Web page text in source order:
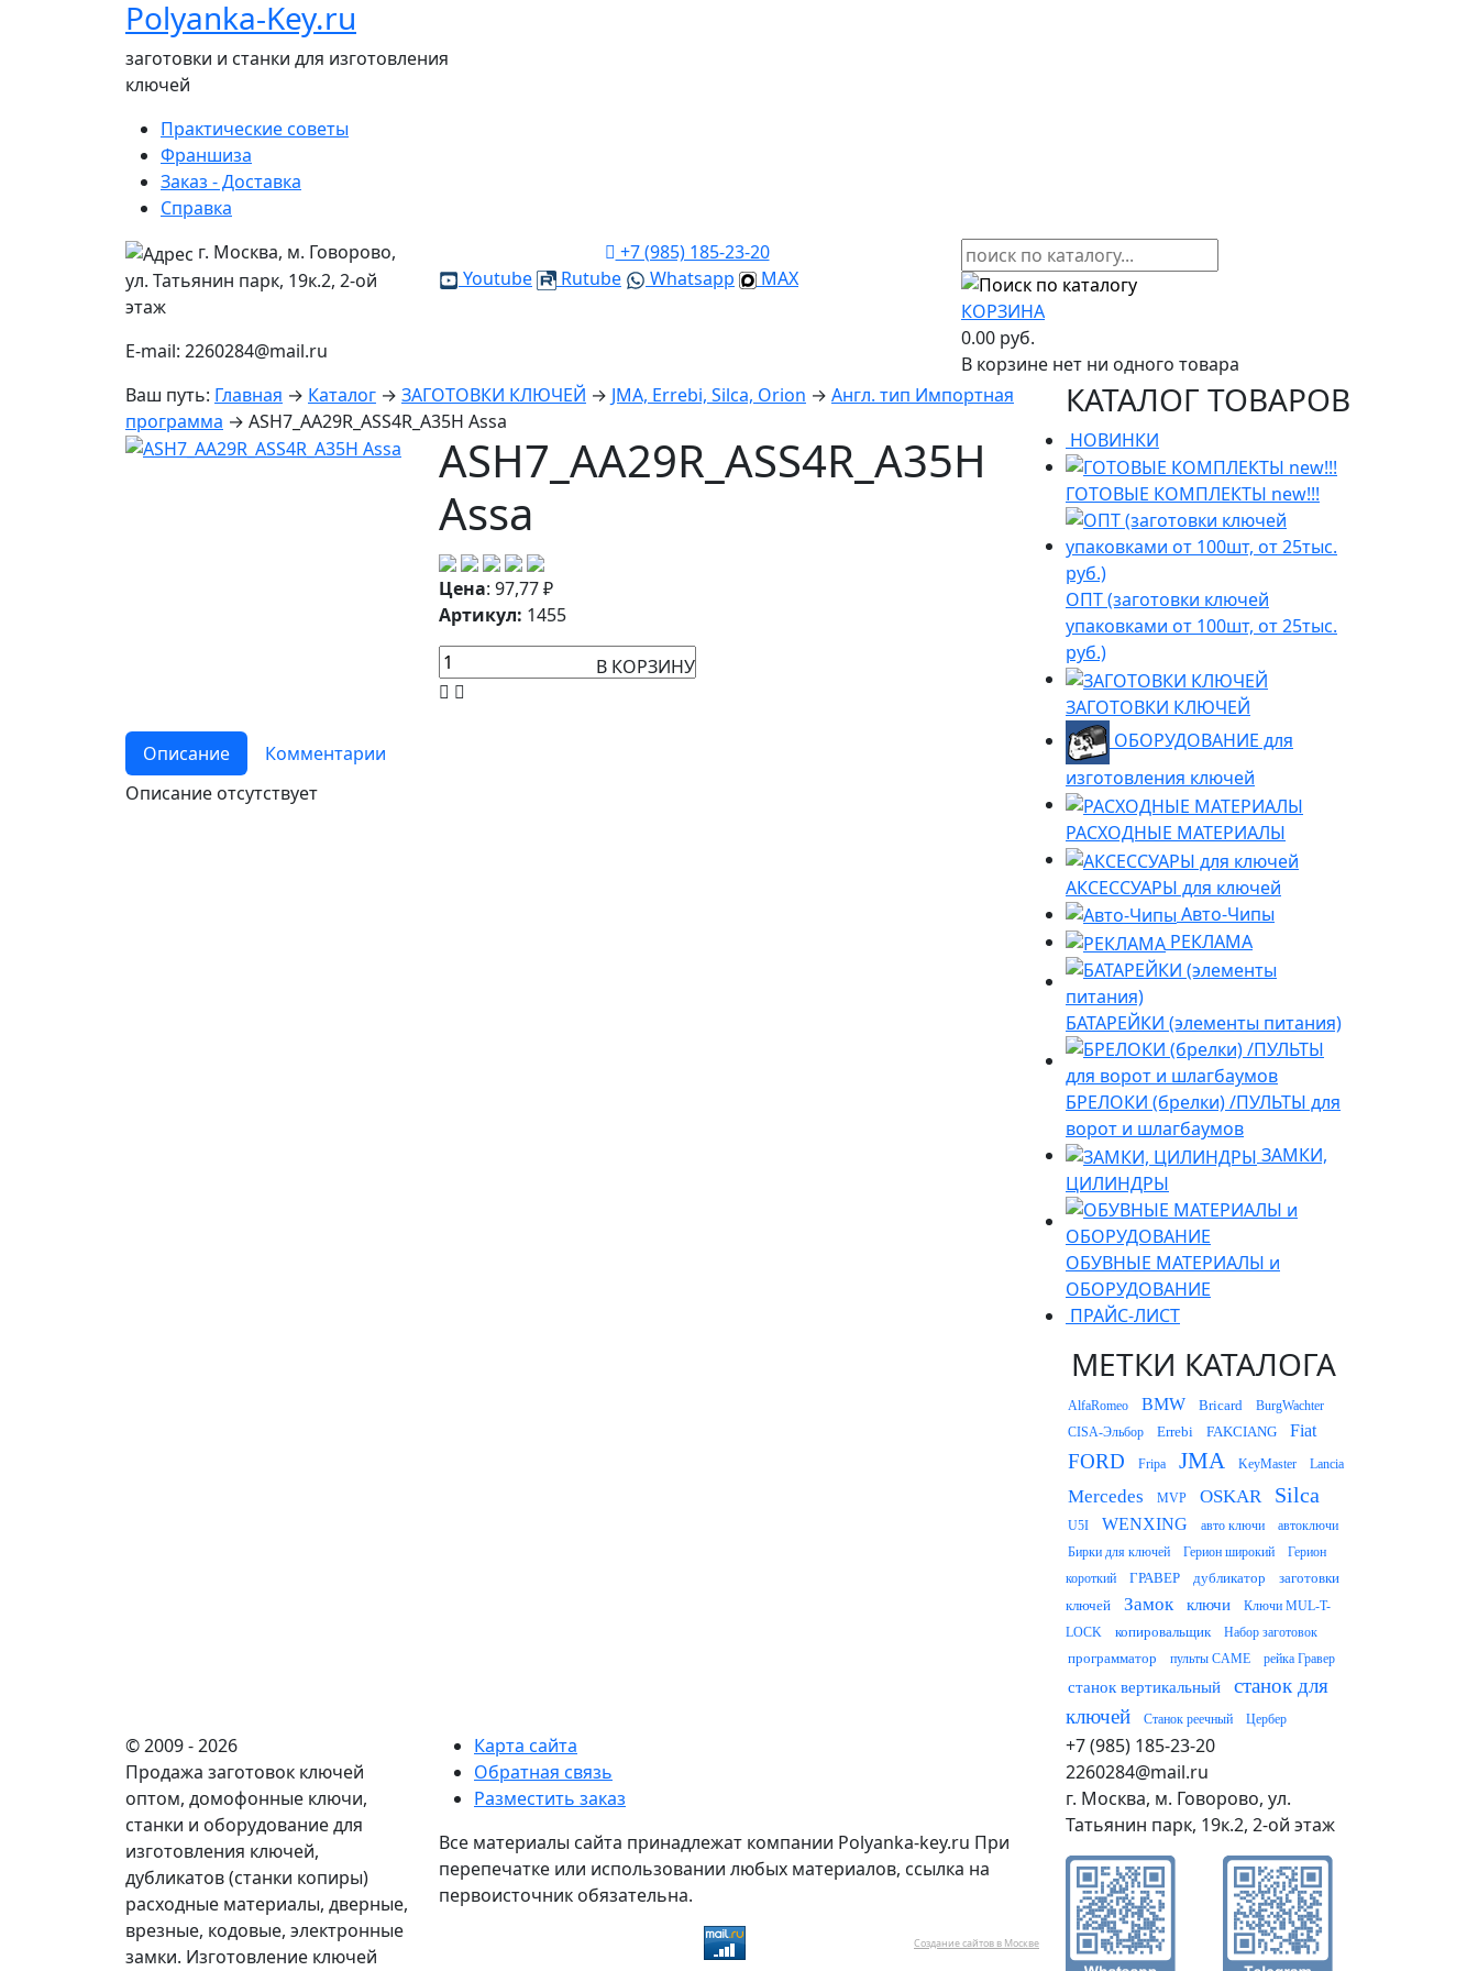
Polyanka-Key.ru
заготовки и станки для изготовления
ключей
Практические советы
Франшиза
Заказ - Доставка
Справка
г. Москва, м. Говорово,
ул. Татьянин парк, 19к.2, 2-ой
этаж
E-mail: 2260284@mail.ru
+7 (985) 185-23-20
Youtube
Rutube Whatsapp
MAX
КОРЗИНА
0.00 руб.
В корзине нет ни одного товара
Ваш путь: Главная → Каталог → ЗАГОТОВКИ КЛЮЧЕЙ → JMA, Errebi, Silca, Orion → Англ. тип Импортная
программа → ASH7_AA29R_ASS4R_A35H Assa
ASH7_AA29R_ASS4R_A35H
Assa
Цена: 97,77₽
Артикул: 1455
В КОРЗИНУ
Описание
Комментарии
Описание отсутствует
КАТАЛОГ ТОВАРОВ
НОВИНКИ
ГОТОВЫЕ КОМПЛЕКТЫ new!!!
ОПТ (заготовки ключей
упаковками от 100шт, от 25тыс.
руб.)
ЗАГОТОВКИ КЛЮЧЕЙ
ОБОРУДОВАНИЕ для
изготовления ключей
РАСХОДНЫЕ МАТЕРИАЛЫ
АКСЕССУАРЫ для ключей
Авто-Чипы
РЕКЛАМА
БАТАРЕЙКИ (элементы питания)
БРЕЛОКИ (брелки) /ПУЛЬТЫ для
ворот и шлагбаумов
ЗАМКИ,
ЦИЛИНДРЫ
ОБУВНЫЕ МАТЕРИАЛЫ и
ОБОРУДОВАНИЕ
ПРАЙС-ЛИСТ
МЕТКИ КАТАЛОГА
AlfaRomeo BMW Bricard
BurgWachter
CISA-Эльбор
Errebi FAKCIANG Fiat
FORD Fripa JMA KeyMaster Lancia
Mercedes MVP OSKAR Silca
U5I WENXING авто ключи
автоключи
Бирки для ключей
Герион широкий
Герион
короткий
ГРАВЕР дубликатор
заготовки
ключей
Замок ключи
Ключи MUL-T-
LOCK
копировальщик Набор заготовок
программатор пульты CAME рейка Гравер
станок вертикальный
станок для
ключей
Станок реечный Цербер
© 2009 - 2026
Продажа заготовок ключей
оптом, домофонные ключи,
станки и оборудование для
изготовления ключей,
дубликатов (станки копиры)
расходные материалы, дверные,
врезные, кодовые, электронные
замки. Изготовление ключей
Карта сайта
Обратная связь
Разместить заказ
Все материалы сайта принадлежат компании Polyanka-key.ru При
перепечатке или использовании любых материалов, ссылка на
первоисточник обязательна.
Создание сайтов в Москве
+7 (985) 185-23-20
2260284@mail.ru
г. Москва, м. Говорово, ул.
Татьянин парк, 19к.2, 2-ой этаж